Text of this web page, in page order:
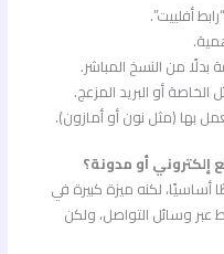
أفلييت”.
من النسخ المباشر.
أو البريد المزعج.
بها (مثل نون أو أمازون).
أو مدونة؟
لكنه ميزة كبيرة في
وسائل التواصل، ولكن